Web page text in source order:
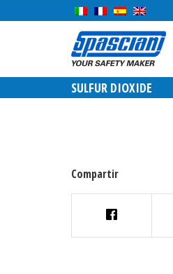
SULFUR DIOXIDE
Compartir